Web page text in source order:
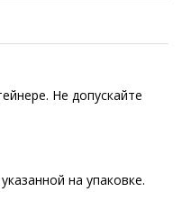
Не допускайте
на упаковке.